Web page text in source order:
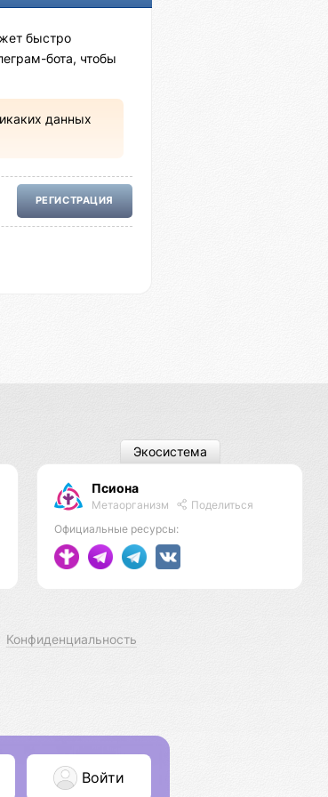
быстро
бота, чтобы
данных
РЕГИСТРАЦИЯ
Псиона
Метаорганизм
Поделиться
Официальные ресурсы:
Экосистема
Конфиденциальность
Войти